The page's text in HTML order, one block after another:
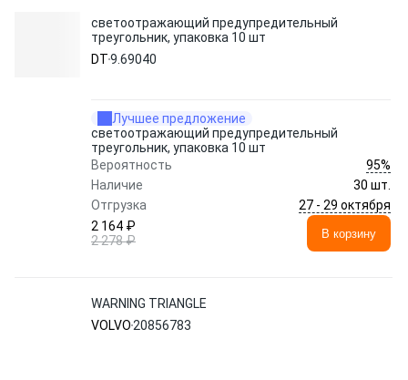
светоотражающий предупредительный
треугольник, упаковка 10 шт
DT9.69040
Лучшее предложение
светоотражающий предупредительный
треугольник, упаковка 10 шт
Вероятность
95%
Наличие
30 шт.
Отгрузка
27 - 29 октября
2 164 ₽
2 278 ₽
В корзину
WARNING TRIANGLE
VOLVO 20856783